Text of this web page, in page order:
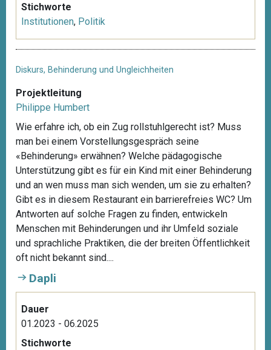
Stichworte
Institutionen, Politik
Diskurs, Behinderung und Ungleichheiten
Projektleitung
Philippe Humbert
Wie erfahre ich, ob ein Zug rollstuhlgerecht ist? Muss
man bei einem Vorstellungsgespräch seine
«Behinderung» erwähnen? Welche pädagogische
Unterstützung gibt es für ein Kind mit einer Behinderung
und an wen muss man sich wenden, um sie zu erhalten?
Gibt es in diesem Restaurant ein barrierefreies WC? Um
Antworten auf solche Fragen zu finden, entwickeln
Menschen mit Behinderungen und ihr Umfeld soziale
und sprachliche Praktiken, die der breiten Öffentlichkeit
oft nicht bekannt sind....
Dapli
Dauer
01.2023 - 06.2025
Stichworte